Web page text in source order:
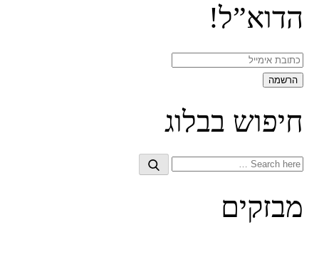
הדוא”ל!
חיפוש בבלוג
Search
Search
מבזקים